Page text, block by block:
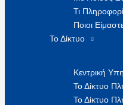
Τι
Ποιοι
Το Δίκτυο
Κεντρική
Το Δίκτυο
Το Δίκτυο